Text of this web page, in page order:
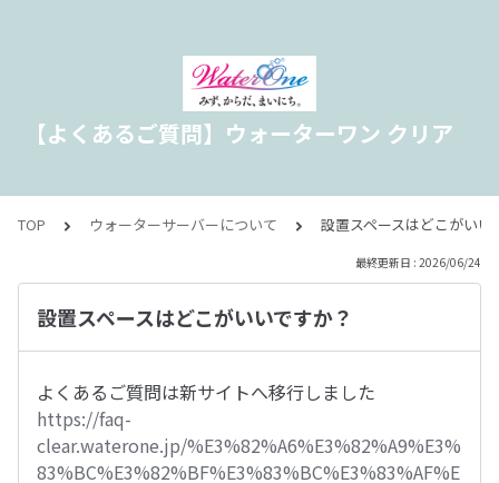
【よくあるご質問】ウォーターワン クリア
TOP ウォーターサーバーについて 設置スペースはどこがいい
最終更新日 : 2026/06/24
設置スペースはどこがいいですか？
よくあるご質問は新サイトへ移行しました
https://faq-
clear.waterone.jp/%E3%82%A6%E3%82%A9%E3%
83%BC%E3%82%BF%E3%83%BC%E3%83%AF%E